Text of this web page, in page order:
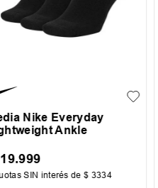
Nike Everyday
Ankle
19.999
SIN interés de$ 3334